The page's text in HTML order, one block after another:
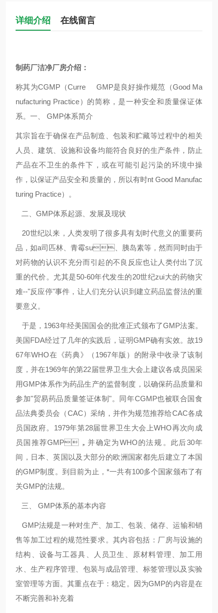
详细介绍 在线留言
制药厂洁净厂房介绍：
称其为CGMP（Curre GMP是良好操作规范（Good Ma
nufacturing Practice）的简称，是一种安全和质量保证体
系。一、 GMP体系简介
其宗旨在于确保在产品制造、包装和贮藏等过程中的相关
人员、建筑、设施和设备均能符合良好的生产条件，防止
产品在不卫生的条件下，或在可能引起污染的环境中操
作，以保证产品安全和质量的，所以有时nt Good Manufac
turing Practice）。
二、GMP体系起源、发展及现状
20世纪以来，人类发明了很多具有划时代意义的重要药
品，如a司匹林、青霉su、胰岛素等，然而同时由于
对药物的认识不充分而引起的不良反应也让人类付出了沉
重的代价。尤其是50-60年代发生的20世纪zui大的药物灾
难--"反应停"事件，让人们充分认识到建立药品监督法的重
要意义。
于是，1963年经美国国会的批准正式颁布了GMP法案。
美国FDA经过了几年的实践后，证明GMP确有实效。故19
67年WHO在《药典》（1967年版）的附录中收录了该制
度，并在1969年的第22届世界卫生大会上建议各成员国采
用GMP体系作为药品生产的监督制度，以确保药品质量和
参加"贸易药品质量签证体制"。同年CGMP也被联合国食
品法典委员会（CAC）采纳，并作为规范推荐给CAC各成
员国政府。1979年第28届世界卫生大会上WHO再次向成
员国推荐GMP，并确定为WHO的法规。此后30年
间，日本、英国以及大部分的欧洲国家都先后建立了本国
的GMP制度。到目前为止，*一共有100多个国家颁布了有
关GMP的法规。
三、 GMP体系的基本内容
GMP法规是一种对生产、加工、包装、储存、运输和销
售等加工过程的规范性要求。其内容包括：厂房与设施的
结构、设备与工器具、人员卫生、原材料管理、加工用
水、生产程序管理、包装与成品管理、标签管理以及实验
室管理等方面。其重点在于：稳定。因为GMP的内容是在
不断完善和补充着